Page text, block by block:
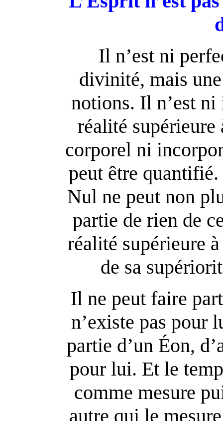
Il n’est ni
divinité, mais
notions. Il n’est
réalité supérieure
corporel ni
peut être quantifié.
Nul ne peut non
partie de rien de
réalité supérieure
de sa
Il ne peut faire
n’existe pas pour
partie d’un Éon,
pour lui. Et le
comme mesure
autre qui le